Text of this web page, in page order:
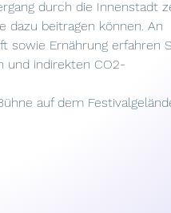
durch die Innenstadt
beitragen können. An
sowie Ernährung erfahren
und indirekten CO2-
auf dem